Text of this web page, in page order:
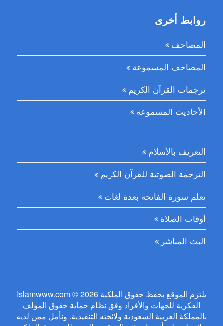
روابط أخرى
المصاحف
المصاحف المسموعة
ترجمات القرآن الكريم
الأحاديث المسموعة
التعريف بالأسلام
الترجمة الصوتية للقرآن الكريم
تعلم سورة الفاتحة بعدة لغات
أوقات الصلاة
البث المباشر
Islamwww.com © 2026 يلتزم الموقع بحفظ حقوق الملكية
الفكرية للجهات والأفراد وفق نظام حماية حقوق المؤلف
بالمملكة العربية السعودية ولائحته التنفيذية. ونأمل ممن لديه